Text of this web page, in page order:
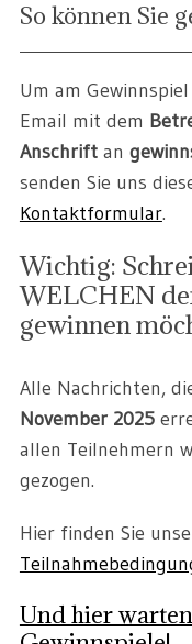
So können Sie
Um am
Email mit dem
Anschrift an
senden Sie uns
Kontaktformular.
Wichtig:
WELCHEN
gewinnen
Alle Nachrichten,
November 2025
allen Teilnehmern
gezogen.
Hier finden Sie
Und hier